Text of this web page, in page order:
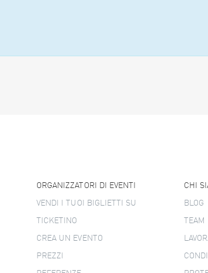
ORGANIZZATORI DI EVENTI
VENDI I TUOI BIGLIETTI SU
TICKETINO
CREA UN EVENTO
PREZZI
CHI
BLOG
TEAM